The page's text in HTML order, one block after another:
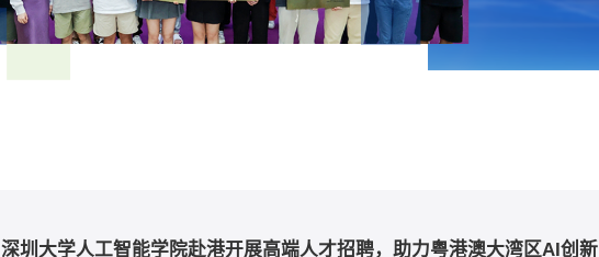
深圳大学人工智能学院赴港开展高端人才招聘，助力粤港澳大湾区AI创新